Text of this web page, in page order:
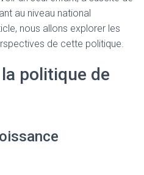
au niveau national
nous allons explorer les
de cette politique.
politique de